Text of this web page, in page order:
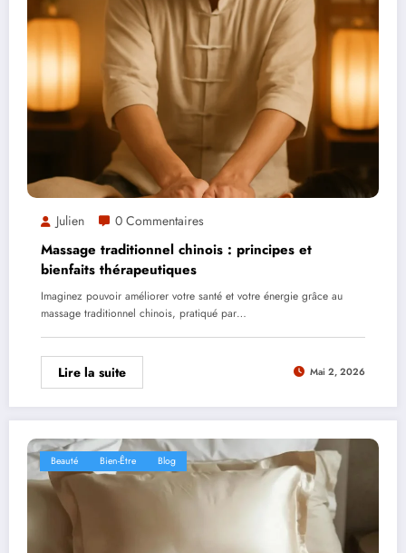
Julien 0 Commentaires
Massage traditionnel chinois : principes et
bienfaits thérapeutiques
Imaginez pouvoir améliorer votre santé et votre énergie grâce au
massage traditionnel chinois, pratiqué par…
Lire la suite Mai 2, 2026
Beauté Bien-Être Blog